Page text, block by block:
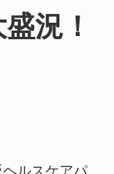
況！
ルスケアパ